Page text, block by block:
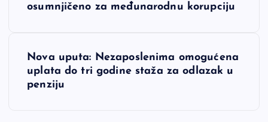
osumnjičeno za međunarodnu korupciju
Nova uputa: Nezaposlenima omogućena
uplata do tri godine staža za odlazak u
penziju